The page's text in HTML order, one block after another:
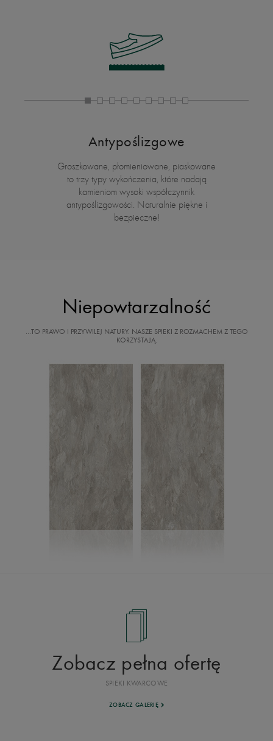
Antypoślizgowe
Groszkowane, płomieniowane, piaskowane
to trzy typy wykończenia, które nadają
kamieniom wysoki współczynnik
antypoślizgowości. Naturalnie piękne i
bezpieczne!
Niepowtarzalność
…TO PRAWO I PRZYWILEJ NATURY. NASZE SPIEKI Z ROZMACHEM Z TEGO
KORZYSTAJĄ.
Zobacz pełna ofertę
SPIEKI KWARCOWE
ZOBACZ GALERIĘ